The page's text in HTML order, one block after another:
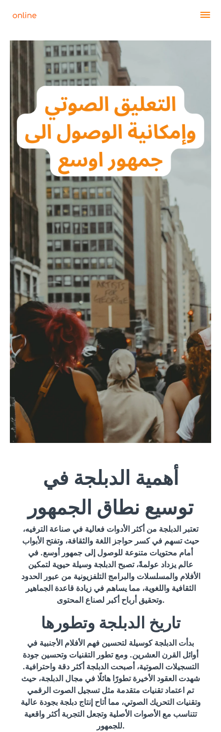
أهمية الدبلجة في
توسيع نطاق الجمهور
تعتبر الدبلجة من أكثر الأدوات فعالية في صناعة الترفيه،
حيث تسهم في كسر حواجز اللغة والثقافة، وتفتح الأبواب
أمام محتويات متنوعة للوصول إلى جمهور أوسع. في
عالم يزداد عولمةً، تصبح الدبلجة وسيلة حيوية لتمكين
الأفلام والمسلسلات والبرامج التلفزيونية من عبور الحدود
الثقافية واللغوية، مما يساهم في زيادة قاعدة الجماهير
وتحقيق أرباح أكبر لصناع المحتوى.
تاريخ الدبلجة وتطورها
بدأت الدبلجة كوسيلة لتحسين فهم الأفلام الأجنبية في
أوائل القرن العشرين. ومع تطور التقنيات وتحسين جودة
التسجيلات الصوتية، أصبحت الدبلجة أكثر دقة واحترافية.
شهدت العقود الأخيرة تطورًا هائلًا في مجال الدبلجة، حيث
تم اعتماد تقنيات متقدمة مثل تسجيل الصوت الرقمي
وتقنيات التحريك الصوتي، مما أتاح إنتاج دبلجة بجودة عالية
تتناسب مع الأصوات الأصلية وتجعل التجربة أكثر واقعية
للجمهور.